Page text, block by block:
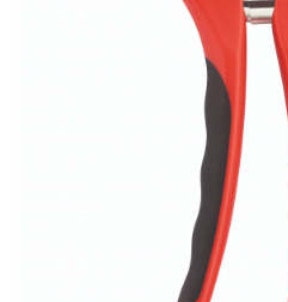
CUTITE PENTRU ALTOIT
FOARFECE ELECTRICE SI ACCESORII
UNELTE PENTRU GRADINARIT